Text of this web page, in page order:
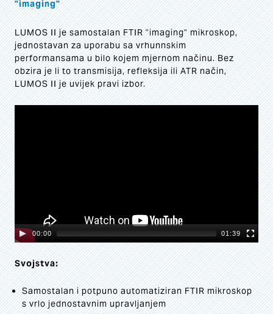
"imaging"
LUMOS II je samostalan FTIR "imaging" mikroskop,
jednostavan za uporabu sa vrhunnskim
performansama u bilo kojem mjernom načinu. Bez
obzira je li to transmisija, refleksija ili ATR način,
LUMOS II je uvijek pravi izbor.
00:00 01:39
Svojstva:
Samostalan i potpuno automatiziran FTIR mikroskop
s vrlo jednostavnim upravljanjem